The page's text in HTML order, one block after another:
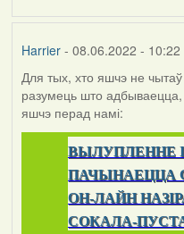
Harrier- 08.06.2022 - 10:22
Для тых, хто яшчэ не
разумець што адбываецца,
яшчэ перад намі:
ВЫЛУПЛЕННЕ
ПАЧЫНАЕЦЦА
ОН-ЛАЙН
СОКАЛА-